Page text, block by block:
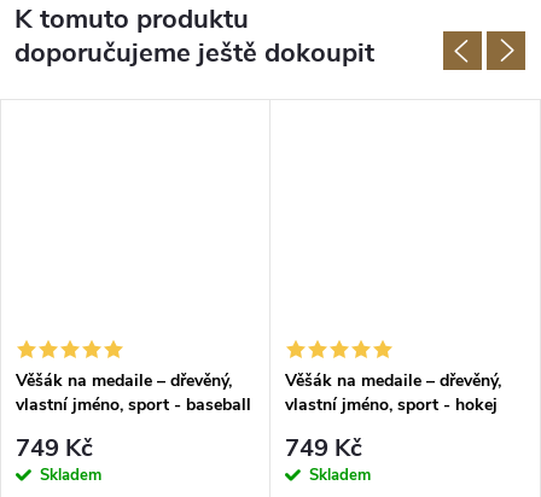
K tomuto produktu
doporučujeme ještě dokoupit
Věšák na medaile – dřevěný,
vlastní jméno, sport - baseball
749 Kč
Skladem
Věšák na medaile – dřevěný,
vlastní jméno, sport - hokej
749 Kč
Skladem